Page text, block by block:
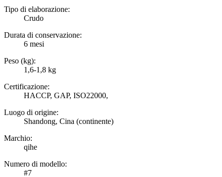
Tipo di elaborazione:
Crudo
Durata di conservazione:
6 mesi
Peso (kg):
1,6-1,8 kg
Certificazione:
HACCP, GAP, ISO22000,
Luogo di origine:
Shandong, Cina (continente)
Marchio:
qihe
Numero di modello:
#7